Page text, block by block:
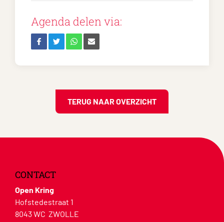
Agenda delen via:
TERUG NAAR OVERZICHT
CONTACT
Open Kring
Hofstedestraat 1
8043 WC ZWOLLE